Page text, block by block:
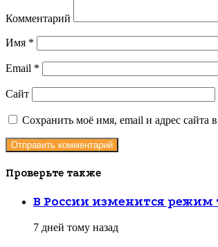
Комментарий
Имя *
Email *
Сайт
Сохранить моё имя, email и адрес сайта
Проверьте также
ЗакрытьВ России изменится
7 дней тому назад